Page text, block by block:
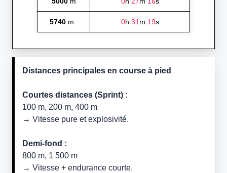
5740m : 0h 31m 19s
Distances principales en course à pied
Courtes distances (Sprint) :
100 m, 200 m, 400 m
→ Vitesse pure et explosivité.
Demi-fond :
800 m, 1 500 m
→ Vitesse + endurance courte.